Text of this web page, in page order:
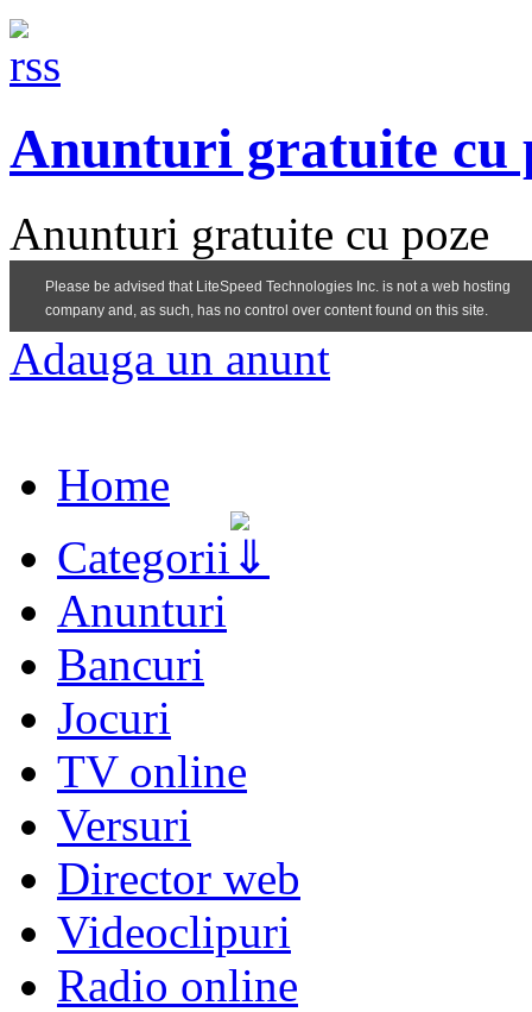
Anunturi gratuite cu
Anunturi gratuite cu poze
Adauga un anunt
Home
Categorii
Anunturi
Bancuri
Jocuri
TV online
Versuri
Director web
Videoclipuri
Radio online